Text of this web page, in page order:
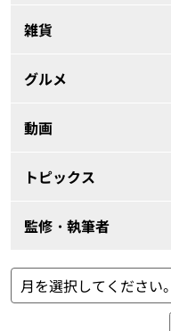
雑貨
グルメ
動画
トピックス
監修・執筆者